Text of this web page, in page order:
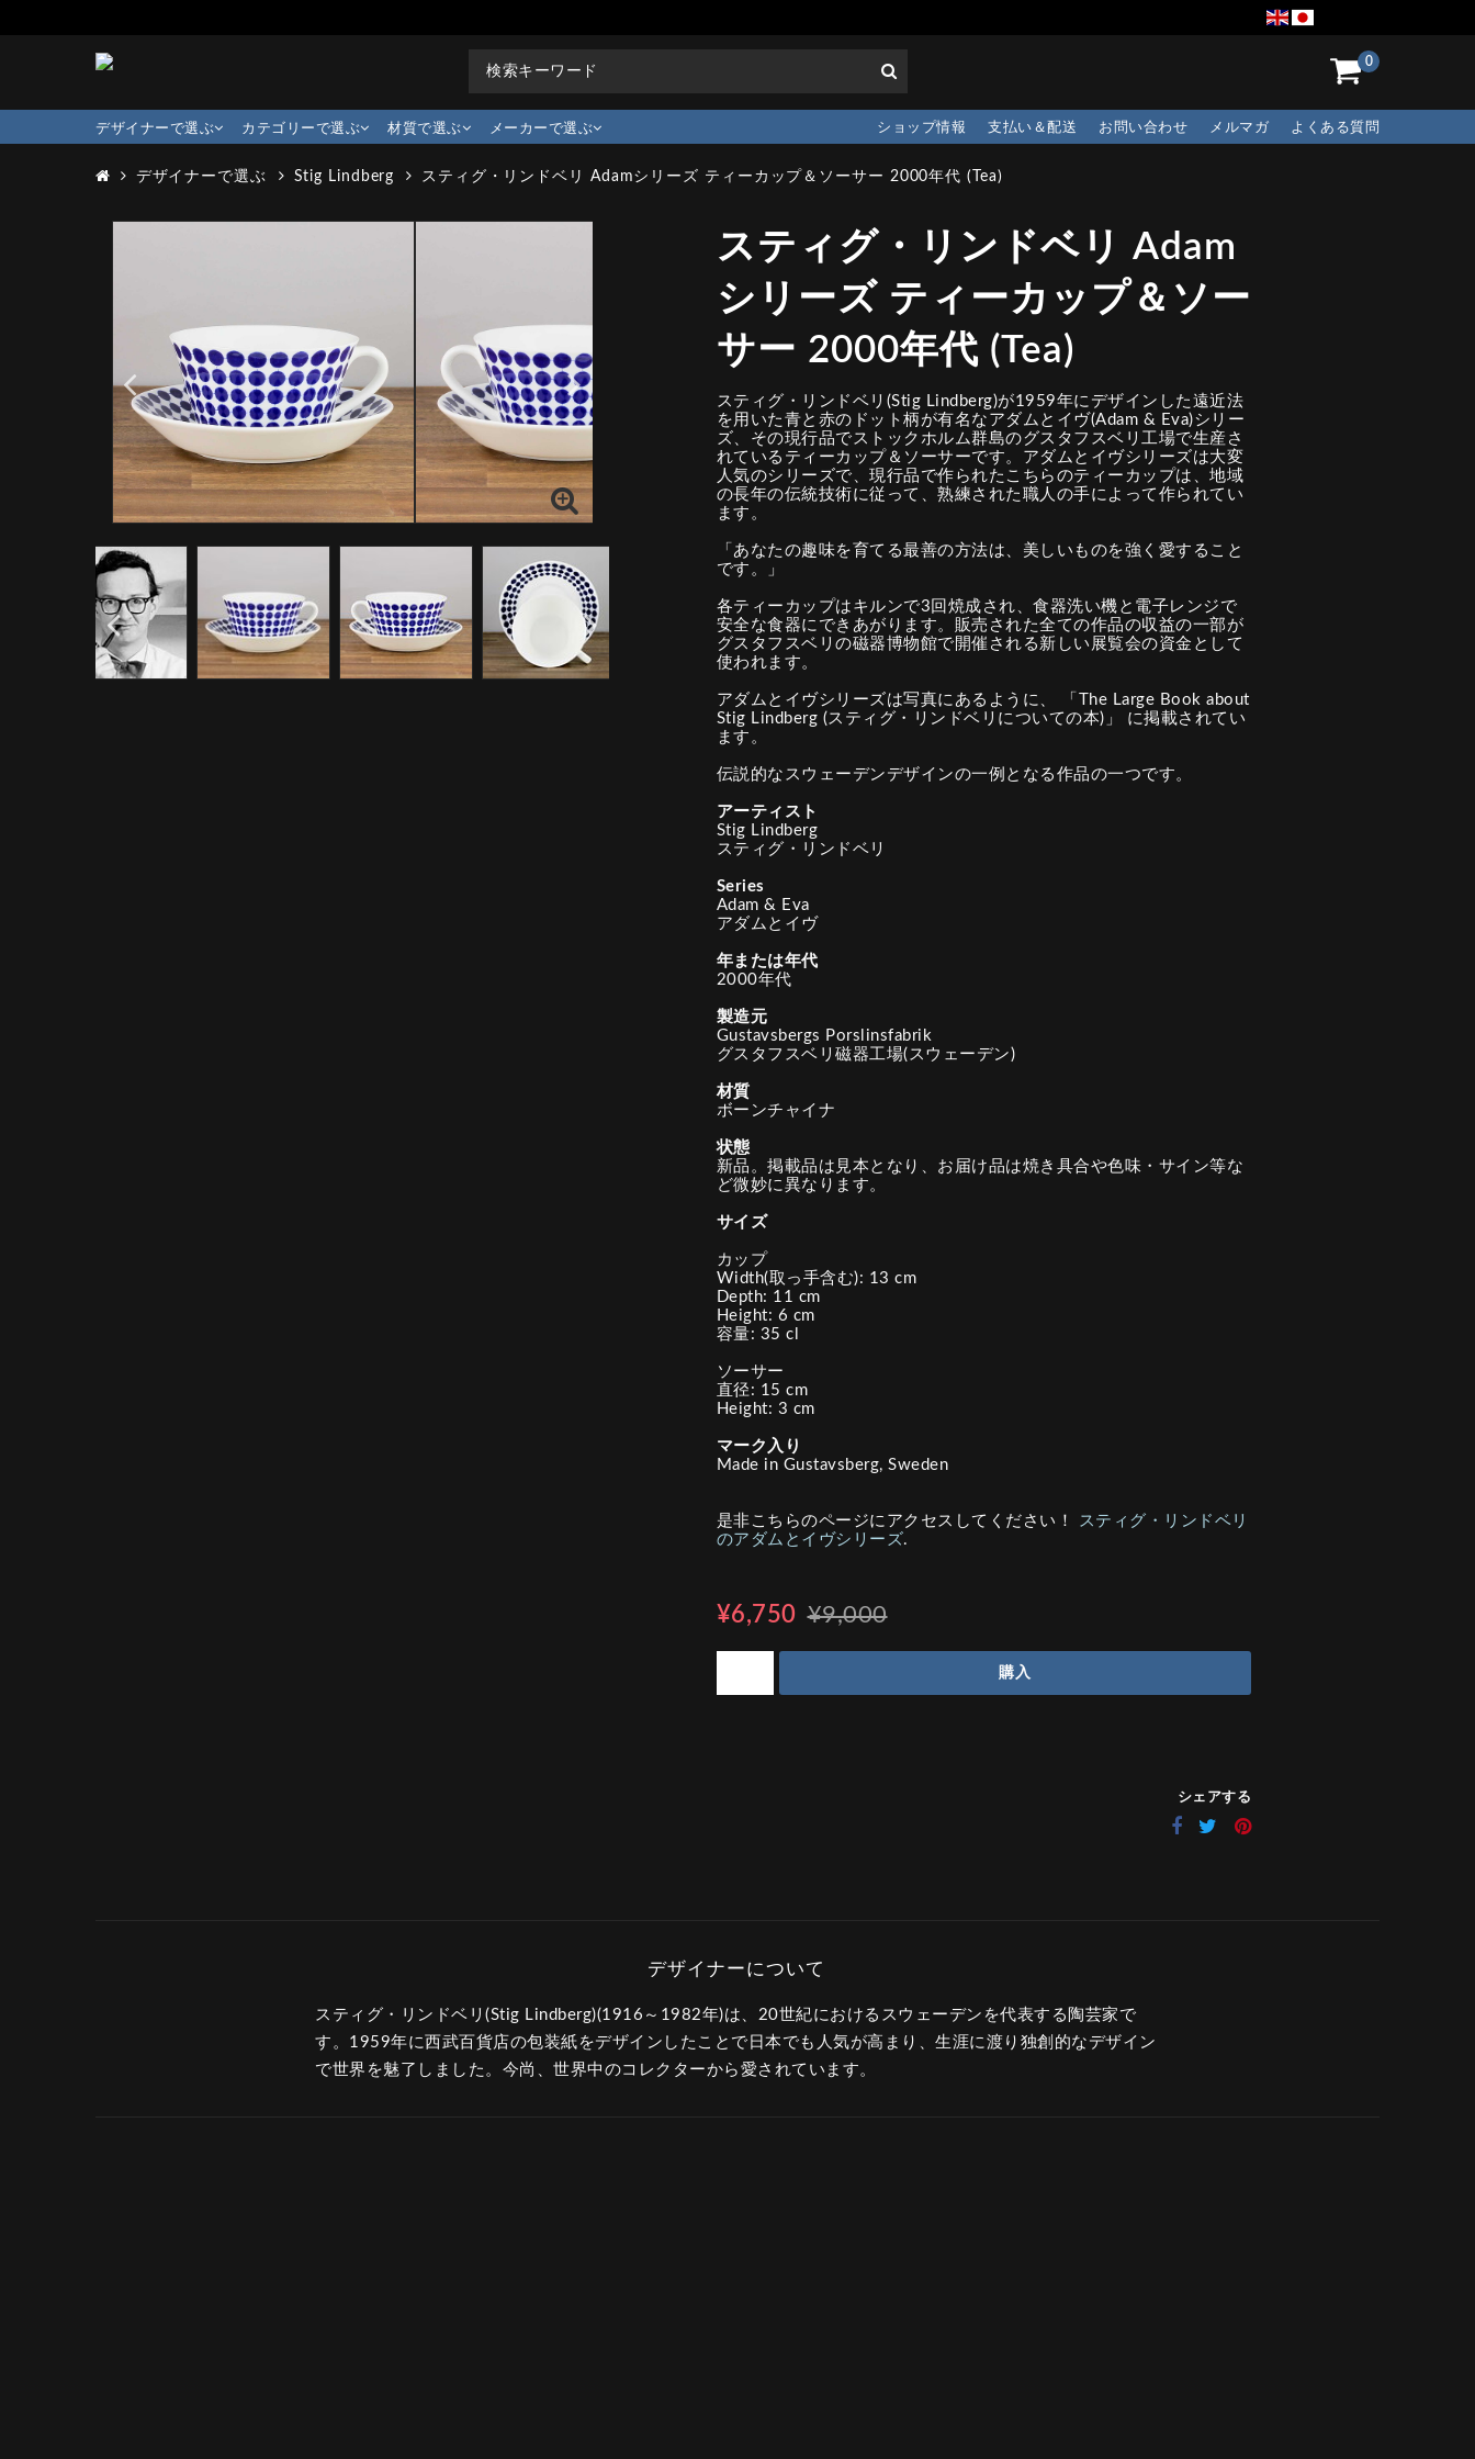
0
デザイナーで選ぶ カテゴリーで選ぶ 材質で選ぶ メーカーで選ぶ よくある質問
メルマガ
お問い合わせ
支払い＆配送
ショップ情報
デザイナーで選ぶ Stig Lindberg スティグ・リンドベリ Adamシリーズ ティーカップ＆ソーサー 2000年代 (Tea)
スティグ・リンドベリ Adam
シリーズ ティーカップ＆ソー
サー 2000年代 (Tea)
スティグ・リンドベリ(Stig Lindberg)が1959年にデザインした遠近法
を用いた青と赤のドット柄が有名なアダムとイヴ(Adam & Eva)シリー
ズ、その現行品でストックホルム群島のグスタフスベリ工場で生産さ
れているティーカップ＆ソーサーです。アダムとイヴシリーズは大変
人気のシリーズで、現行品で作られたこちらのティーカップは、地域
の長年の伝統技術に従って、熟練された職人の手によって作られてい
ます。
「あなたの趣味を育てる最善の方法は、美しいものを強く愛すること
です。」
各ティーカップはキルンで3回焼成され、食器洗い機と電子レンジで
安全な食器にできあがります。販売された全ての作品の収益の一部が
グスタフスベリの磁器博物館で開催される新しい展覧会の資金として
使われます。
アダムとイヴシリーズは写真にあるように、 「The Large Book about
Stig Lindberg (スティグ・リンドベリについての本)」 に掲載されてい
ます。
伝説的なスウェーデンデザインの一例となる作品の一つです。
アーティスト
Stig Lindberg
スティグ・リンドベリ
Series
Adam & Eva
アダムとイヴ
年または年代
2000年代
製造元
Gustavsbergs Porslinsfabrik
グスタフスベリ磁器工場(スウェーデン)
材質
ボーンチャイナ
状態
新品。掲載品は見本となり、お届け品は焼き具合や色味・サイン等な
ど微妙に異なります。
サイズ
カップ
Width(取っ手含む): 13 cm
Depth: 11 cm
Height: 6 cm
容量: 35 cl
ソーサー
直径: 15 cm
Height: 3 cm
マーク入り
Made in Gustavsberg, Sweden
是非こちらのページにアクセスしてください！ スティグ・リンドベリ
のアダムとイヴシリーズ.
¥9,000
¥6,750
購入
シェアする
スティグ・リンドベリ(Stig Lindberg)(1916～1982年)は、20世紀におけるスウェーデンを代表する陶芸家で
す。1959年に西武百貨店の包装紙をデザインしたことで日本でも人気が高まり、生涯に渡り独創的なデザイン
で世界を魅了しました。今尚、世界中のコレクターから愛されています。